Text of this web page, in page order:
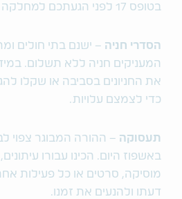
בטופס 17 לפני הגעתכם למחלקה לאשפוז יום.
הסדרי חניה – ישנם בתי חולים
המעניקים חניה ללא תשלום.
את החניונים בסביבה או שקלו
כדי לצמצם עלויות.
תעסוקה – ההורה המבוגר צפוי
באשפוז היום. הכינו עבורו
מוסיקה, סרטים או כל פעילות
דעתו ולהנעים את זמנו.